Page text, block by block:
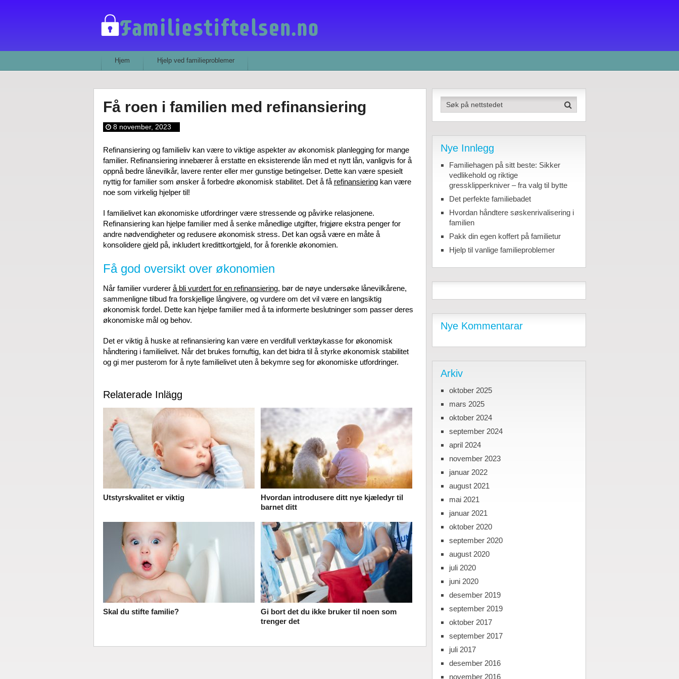
Hjem Hjelp ved familieproblemer
Få roen i familien med refinansiering
8 november, 2023
Refinansiering og familieliv kan være to viktige aspekter av økonomisk planlegging for mange
familier. Refinansiering innebærer å erstatte en eksisterende lån med et nytt lån, vanligvis for å
oppnå bedre lånevilkår, lavere renter eller mer gunstige betingelser. Dette kan være spesielt
nyttig for familier som ønsker å forbedre økonomisk stabilitet. Det å få refinansieringkan være
noe som virkelig hjelper til!
I familielivet kan økonomiske utfordringer være stressende og påvirke relasjonene.
Refinansiering kan hjelpe familier med å senke månedlige utgifter, frigjøre ekstra penger for
andre nødvendigheter og redusere økonomisk stress. Det kan også være en måte å
konsolidere gjeld på, inkludert kredittkortgjeld, for å forenkle økonomien.
Få god oversikt over økonomien
Når familier vurderer å bli vurdert for en refinansiering, bør de nøye undersøke lånevilkårene,
sammenligne tilbud fra forskjellige långivere, og vurdere om det vil være en langsiktig
økonomisk fordel. Dette kan hjelpe familier med å ta informerte beslutninger som passer deres
økonomiske mål og behov.
Det er viktig å huske at refinansiering kan være en verdifull verktøykasse for økonomisk
håndtering i familielivet. Når det brukes fornuftig, kan det bidra til å styrke økonomisk stabilitet
og gi mer pusterom for å nyte familielivet uten å bekymre seg for økonomiske utfordringer.
Relaterade Inlägg
Utstyrskvalitet er viktig
Hvordan introdusere ditt nye kjæledyr til
barnet ditt
Skal du stifte familie?
Gi bort det du ikke bruker til noen som
trenger det
Nye Innlegg
Familiehagen på sitt beste: Sikker
vedlikehold og riktige
gressklipperkniver – fra valg til bytte
Det perfekte familiebadet
Hvordan håndtere søskenrivalisering i
familien
Pakk din egen koffert på familietur
Hjelp til vanlige familieproblemer
Nye Kommentarar
Arkiv
oktober 2025
mars 2025
oktober 2024
september 2024
april 2024
november 2023
januar 2022
august 2021
mai 2021
januar 2021
oktober 2020
september 2020
august 2020
juli 2020
juni 2020
desember 2019
september 2019
oktober 2017
september 2017
juli 2017
desember 2016
november 2016